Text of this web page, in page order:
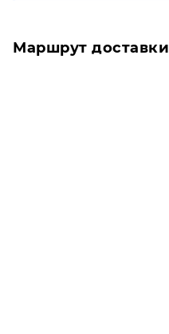
Маршрут доставки